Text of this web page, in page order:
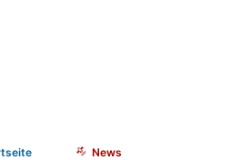
seite News